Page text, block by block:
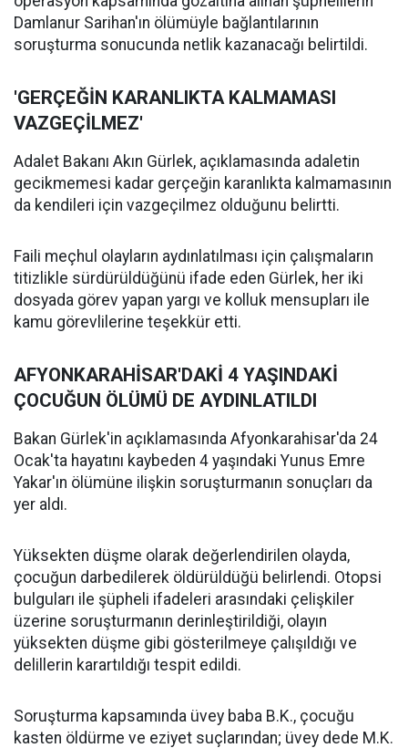
Damlanur Sarihan'ın ölümüyle bağlantılarının
soruşturma sonucunda netlik kazanacağı belirtildi.
'GERÇEĞİN KARANLIKTA KALMAMASI
VAZGEÇİLMEZ'
Adalet Bakanı Akın Gürlek, açıklamasında adaletin
gecikmemesi kadar gerçeğin karanlıkta kalmamasının
da kendileri için vazgeçilmez olduğunu belirtti.
Faili meçhul olayların aydınlatılması için çalışmaların
titizlikle sürdürüldüğünü ifade eden Gürlek, her iki
dosyada görev yapan yargı ve kolluk mensupları ile
kamu görevlilerine teşekkür etti.
AFYONKARAHİSAR'DAKİ 4 YAŞINDAKİ
ÇOCUĞUN ÖLÜMÜ DE AYDINLATILDI
Bakan Gürlek'in açıklamasında Afyonkarahisar'da 24
Ocak'ta hayatını kaybeden 4 yaşındaki Yunus Emre
Yakar'ın ölümüne ilişkin soruşturmanın sonuçları da
yer aldı.
Yüksekten düşme olarak değerlendirilen olayda,
çocuğun darbedilerek öldürüldüğü belirlendi. Otopsi
bulguları ile şüpheli ifadeleri arasındaki çelişkiler
üzerine soruşturmanın derinleştirildiği, olayın
yüksekten düşme gibi gösterilmeye çalışıldığı ve
delillerin karartıldığı tespit edildi.
Soruşturma kapsamında üvey baba B.K., çocuğu
kasten öldürme ve eziyet suçlarından; üvey dede M.K.